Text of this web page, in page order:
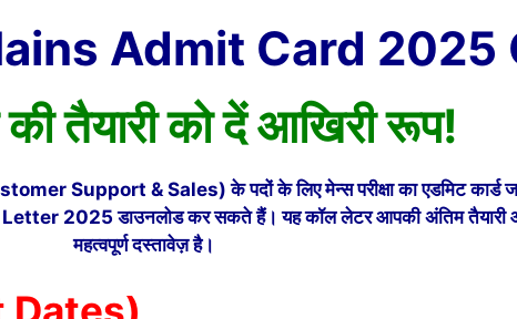
Admit Card 2025
तैयारी को दें आखिरी रूप!
& Sales) के पदों के लिए मेन्स परीक्षा का एडमिट कार्ड जारी
Letter 2025 डाउनलोड कर सकते हैं। यह कॉल लेटर आपकी अंतिम तैयारी
महत्वपूर्ण दस्तावेज़ है।